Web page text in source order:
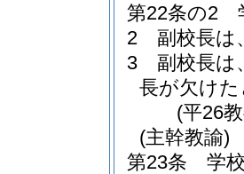
第22条の2
2
副校長は
3
副校長は
長が欠け
(平26
(主幹教諭)
第23条
学